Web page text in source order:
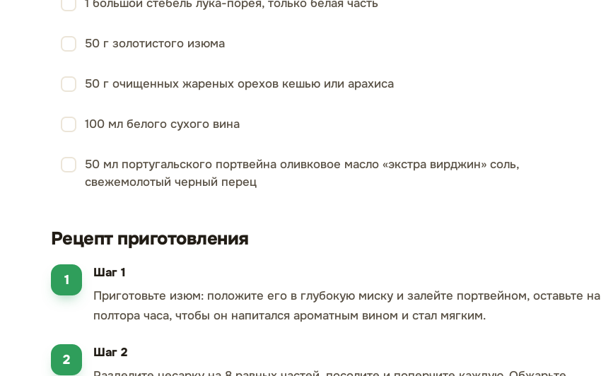
1 большой стебель лука-порея, только белая часть
50 г золотистого изюма
50 г очищенных жареных орехов кешью или арахиса
100 мл белого сухого вина
50 мл португальского портвейна оливковое масло «экстра вирджин» соль,
свежемолотый черный перец
Рецепт приготовления
Шаг 1
Приготовьте изюм: положите его в глубокую миску и залейте портвейном, оставьте на
полтора часа, чтобы он напитался ароматным вином и стал мягким.
Шаг 2